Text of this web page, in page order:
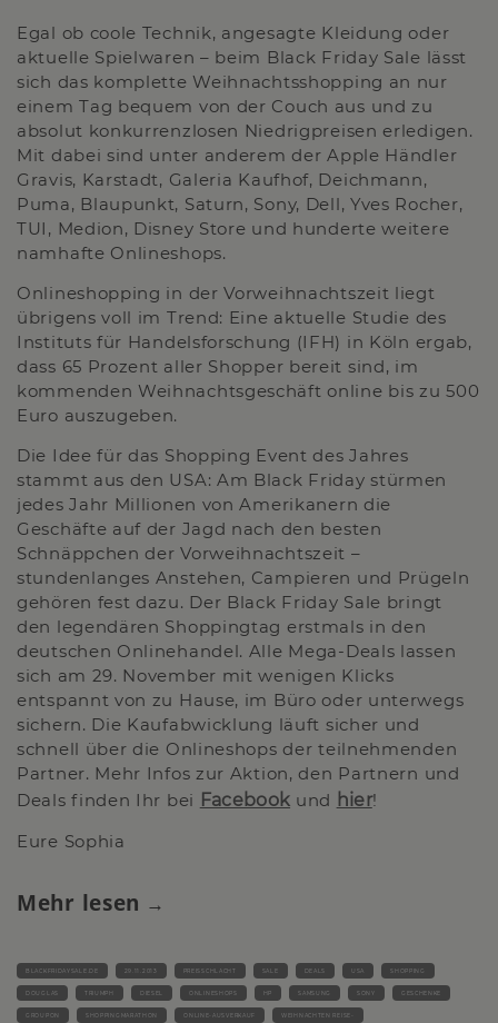
Egal ob coole Technik, angesagte Kleidung oder
aktuelle Spielwaren – beim Black Friday Sale lässt
sich das komplette Weihnachtsshopping an nur
einem Tag bequem von der Couch aus und zu
absolut konkurrenzlosen Niedrigpreisen erledigen.
Mit dabei sind unter anderem der Apple Händler
Gravis, Karstadt, Galeria Kaufhof, Deichmann,
Puma, Blaupunkt, Saturn, Sony, Dell, Yves Rocher,
TUI, Medion, Disney Store und hunderte weitere
namhafte Onlineshops.
Onlineshopping in der Vorweihnachtszeit liegt
übrigens voll im Trend: Eine aktuelle Studie des
Instituts für Handelsforschung (IFH) in Köln ergab,
dass 65 Prozent aller Shopper bereit sind, im
kommenden Weihnachtsgeschäft online bis zu 500
Euro auszugeben.
Die Idee für das Shopping Event des Jahres
stammt aus den USA: Am Black Friday stürmen
jedes Jahr Millionen von Amerikanern die
Geschäfte auf der Jagd nach den besten
Schnäppchen der Vorweihnachtszeit –
stundenlanges Anstehen, Campieren und Prügeln
gehören fest dazu. Der Black Friday Sale bringt
den legendären Shoppingtag erstmals in den
deutschen Onlinehandel. Alle Mega-Deals lassen
sich am 29. November mit wenigen Klicks
entspannt von zu Hause, im Büro oder unterwegs
sichern. Die Kaufabwicklung läuft sicher und
schnell über die Onlineshops der teilnehmenden
Partner. Mehr Infos zur Aktion, den Partnern und
Deals finden Ihr bei Facebook und hier!
Eure Sophia
Mehr lesen
BLACKFRIDAYSALE.DE 29.11.2013 PREISSCHLACHT SALE DEALS USA SHOPPING
DOUGLAS TRIUMPH DIESEL ONLINESHOPS HP SAMSUNG SONY GESCHENKE
GROUPON SHOPPINGMARATHON ONLINE-AUSVERKAUF WEIHNACHTEN REISE-